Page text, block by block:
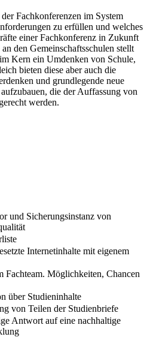
Fachkonferenzen im System
zu erfüllen und welches
einer Fachkonferenz in Zukunft
den Gemeinschaftsschulen stellt
Kern ein Umdenken von Schule,
bieten diese aber auch die
und grundlegende neue
die der Auffassung von
werden.
und Sicherungsinstanz von
Internetinhalte mit eigenem
Fachteam. Möglichkeiten, Chancen
über Studieninhalte
von Teilen der Studienbriefe
Antwort auf eine nachhaltige